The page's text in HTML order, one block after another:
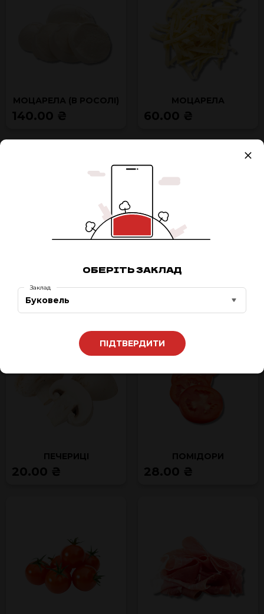
МОЦАРЕЛА (В РОСОЛІ)
140.00 ₴
МОЦАРЕЛА
60.00 ₴
80.00 ₴
ПЕРЕЦЬ БОЛГАРСЬКИЙ
ПЕЧЕРИЦІ
20.00 ₴
ПОМІДОРИ
28.00 ₴
ОБЕРІТЬ ЗАКЛАД
Буковель
Заклад
ПІДТВЕРДИТИ